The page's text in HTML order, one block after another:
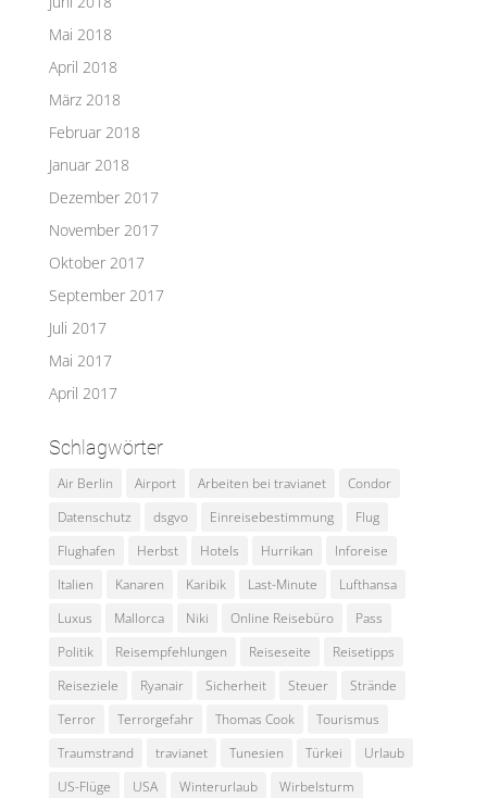
Mai 2018
April 2018
März 2018
Februar 2018
Januar 2018
Dezember 2017
November 2017
Oktober 2017
September 2017
Juli 2017
Mai 2017
April 2017
Schlagwörter
Air Berlin Airport Arbeiten bei travianet
Condor
Datenschutz
dsgvo Einreisebestimmung
Flug
Flughafen
Herbst Hotels Hurrikan
Inforeise
Italien
Kanaren Karibik Last-Minute
Lufthansa
Luxus
Mallorca Niki Online Reisebüro
Pass
Politik
Reisempfehlungen Reiseseite
Reisetipps
Reiseziele
Ryanair Sicherheit Steuer
Strände
Terror
Terrorgefahr Thomas Cook
Tourismus
Traumstrand
travianet Tunesien Türkei
Urlaub
US-Flüge
USA Winterurlaub Wirbelsturm